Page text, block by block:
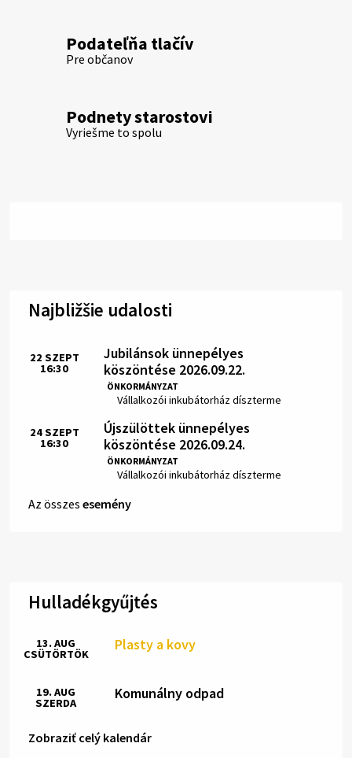
Podateľňa tlačív
Pre občanov
Podnety starostovi
Vyriešme to spolu
Najbližšie udalosti
Jubilánsok ünnepélyes
köszöntése 2026.09.22.
ÖNKORMÁNYZAT
Hely:
Vállalkozói inkubátorház díszterme
Idő:
22 SZEPT
16:30
Újszülöttek ünnepélyes
köszöntése 2026.09.24.
ÖNKORMÁNYZAT
Hely:
Vállalkozói inkubátorház díszterme
Idő:
24SZEPT
16:30
Az összes esemény
Hulladékgyűjtés
Plasty a kovy
13. AUG
CSÜTÖRTÖK
Komunálny odpad
19. AUG
SZERDA
Zobraziť celý kalendár